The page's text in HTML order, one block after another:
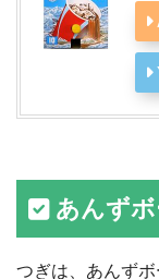
あんず
つぎは、あんず